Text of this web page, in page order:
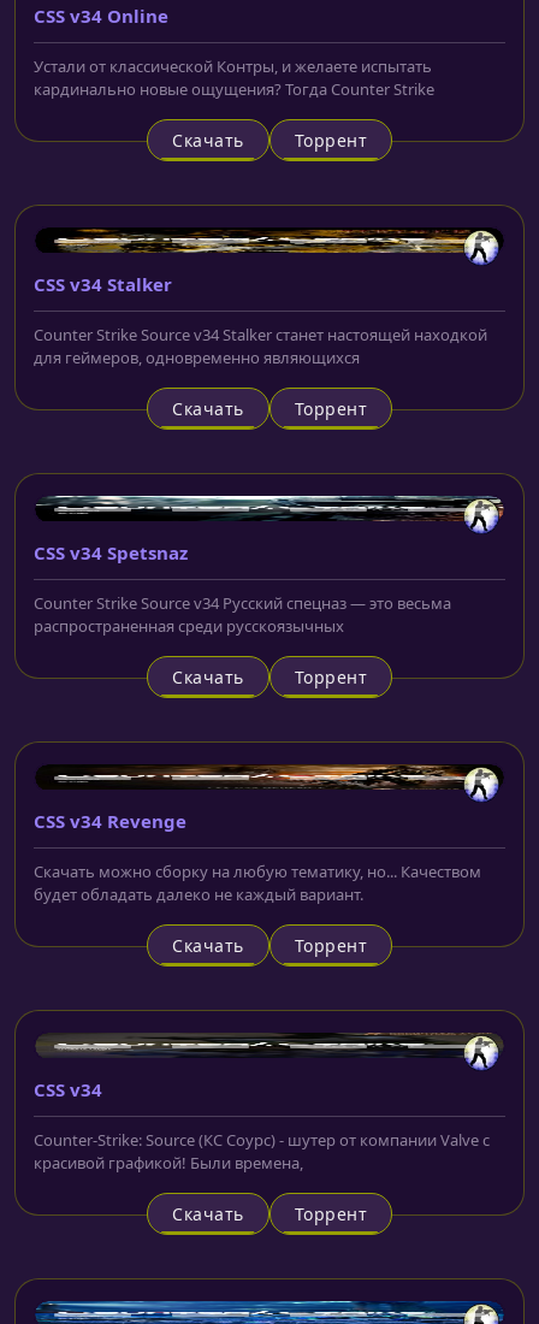
CSS v34 Online
Устали от классической Контры, и желаете испытать
кардинально новые ощущения? Тогда Counter Strike
Скачать Торрент
CSS v34 Stalker
Counter Strike Source v34 Stalker станет настоящей находкой
для геймеров, одновременно являющихся
Скачать Торрент
CSS v34 Spetsnaz
Counter Strike Source v34 Русский спецназ — это весьма
распространенная среди русскоязычных
Скачать Торрент
CSS v34 Revenge
Скачать можно сборку на любую тематику, но... Качеством
будет обладать далеко не каждый вариант.
Скачать Торрент
CSS v34
Counter-Strike: Source (КС Соурс) - шутер от компании Valve с
красивой графикой! Были времена,
Скачать Торрент